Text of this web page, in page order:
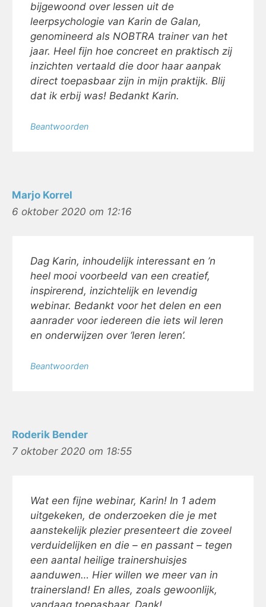
bijgewoond over lessen uit de
leerpsychologie van Karin de Galan,
genomineerd als NOBTRA trainer van het
jaar. Heel fijn hoe concreet en praktisch zij
inzichten vertaald die door haar aanpak
direct toepasbaar zijn in mijn praktijk. Blij
dat ik erbij was! Bedankt Karin.
Beantwoorden
Marjo Korrel
6 oktober 2020 om 12:16
Dag Karin, inhoudelijk interessant en ’n
heel mooi voorbeeld van een creatief,
inspirerend, inzichtelijk en levendig
webinar. Bedankt voor het delen en een
aanrader voor iedereen die iets wil leren
en onderwijzen over ‘leren leren’.
Beantwoorden
Roderik Bender
7 oktober 2020 om 18:55
Wat een fijne webinar, Karin! In 1 adem
uitgekeken, de onderzoeken die je met
aanstekelijk plezier presenteert die zoveel
verduidelijken en die – en passant – tegen
een aantal heilige trainershuisjes
aanduwen… Hier willen we meer van in
trainersland! En alles, zoals gewoonlijk,
vandaag toepasbaar. Dank!